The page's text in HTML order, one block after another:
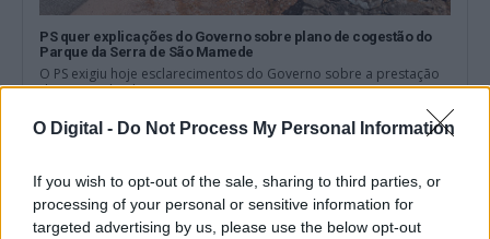
O Digital - Do Not Process My Personal Information
If you wish to opt-out of the sale, sharing to third parties, or
processing of your personal or sensitive information for
targeted advertising by us, please use the below opt-out
PS quer explicações do Governo sobre plano de cogestão do
Parque da Serra de São Mamede
O PS exigiu hoje esclarecimentos do Governo sobre a prestação
de contas do Plano...